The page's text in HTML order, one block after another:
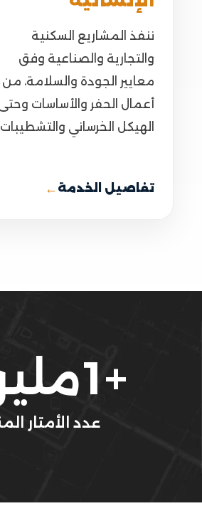
ننفذ المشاريع السكنية
والتجارية والصناعية وفق
معايير الجودة والسلامة، من
أعمال الحفر والأساسات
الهيكل الخرساني
تفاصيل الخدمة ←
+
1
عدد الأمتار